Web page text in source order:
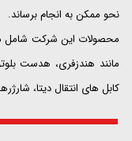
نحو ممکن به انجام برساند.
محصولات این شرکت شامل
مانند هندزفری، هدست
کابل های انتقال دیتا،